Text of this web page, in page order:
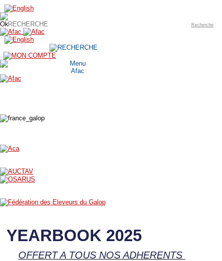
Recherche
YEARBOOK 2025
OFFERT A TOUS NOS ADHERENTS